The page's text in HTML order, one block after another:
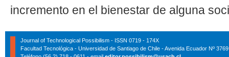
incremento en el bienestar de alguna
Journal of Technological Possibilism - ISSN 0719 - 174X
Facultad Tecnológica - Universidad de Santiago de Chile - Avenida Ecuador Nº